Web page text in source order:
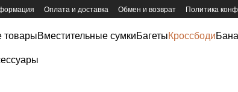
Оплата и доставка Обмен и возврат Политика
товарыВместительные сумкиБагетыКроссбоди